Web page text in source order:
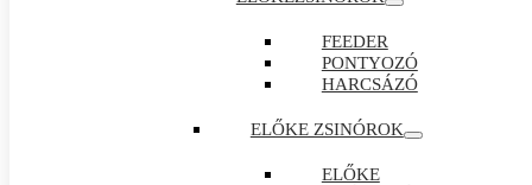
FEEDER
PONTYOZÓ
HARCSÁZÓ
ELŐKE ZSINÓROK
ELŐKE